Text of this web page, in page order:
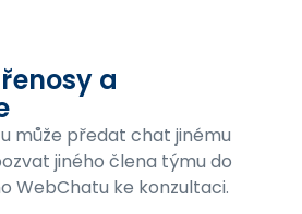
a
může předat chat jinému
jiného člena týmu do
WebChatu ke konzultaci.